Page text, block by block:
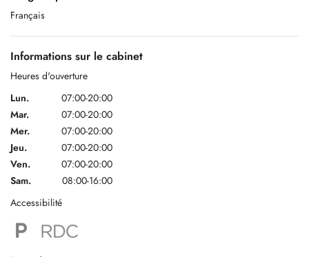
Français
Informations sur le cabinet
Heures d'ouverture
Lun.
07:00-20:00
Mar.
07:00-20:00
Mer.
07:00-20:00
Jeu.
07:00-20:00
Ven.
07:00-20:00
Sam.
08:00-16:00
Accessibilité